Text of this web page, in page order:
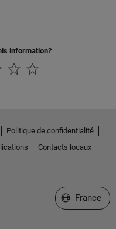
information?
Politique de confidentialité
Contacts locaux
Sélectionner
France